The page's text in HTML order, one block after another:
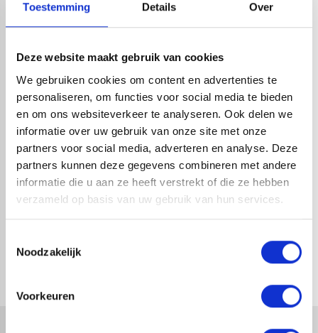
Toestemming Details Over
Deze website maakt gebruik van cookies
We gebruiken cookies om content en advertenties te
personaliseren, om functies voor social media te bieden
en om ons websiteverkeer te analyseren. Ook delen we
informatie over uw gebruik van onze site met onze
partners voor social media, adverteren en analyse. Deze
partners kunnen deze gegevens combineren met andere
informatie die u aan ze heeft verstrekt of die ze hebben
verzameld op basis van uw gebruik van hun services.
Noodzakelijk
Voorkeuren
HANDIG OM ER BIJ TE KOPEN
REDFOX® GOOTBEUGEL 125
1-4 dagen levertijd
REDFOX® GOOTBEUGEL 125
MM | MAGNELIS | KORT